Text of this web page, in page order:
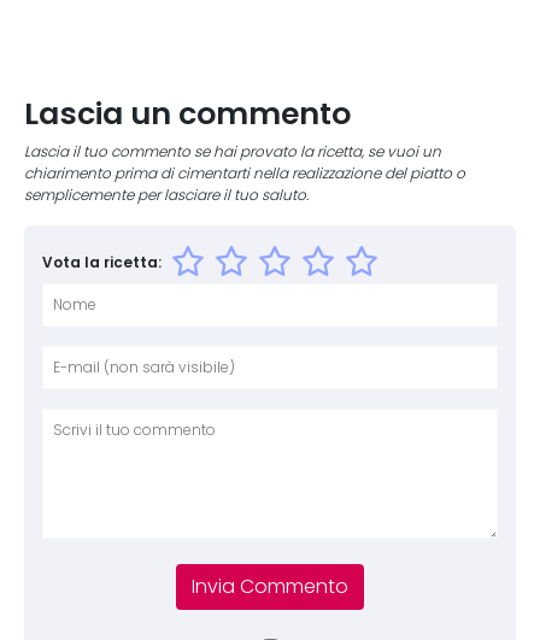
Lascia un commento
Lascia il tuo commento se hai provato la ricetta, se vuoi un
chiarimento prima di cimentarti nella realizzazione del piatto o
semplicemente per lasciare il tuo saluto.
Vota la ricetta: